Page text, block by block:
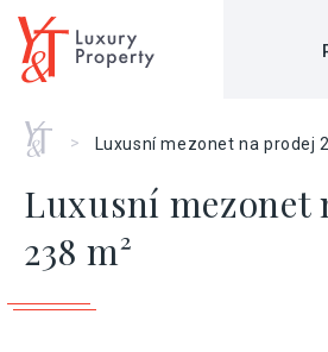
Главная
> Luxusní mezonet na prodej
Luxusní mezonet
238 m²